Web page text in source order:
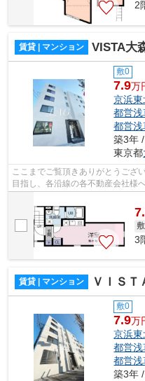
2
賃貸 | マンション VISTA大
敷0
7.9万
京浜東
都営浅
都営浅
築3年
東京都
ここまでご覧頂きありがとうござ
目指し、各沿線の各不動産会社様
3
賃貸 | マンション ＶＩＳＴ
敷0
7.9万
京浜東
都営浅
都営浅
築3年